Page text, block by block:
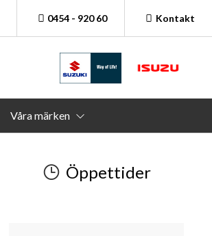
0454 - 920 60 Kontakt
Våra märken
Öppettider